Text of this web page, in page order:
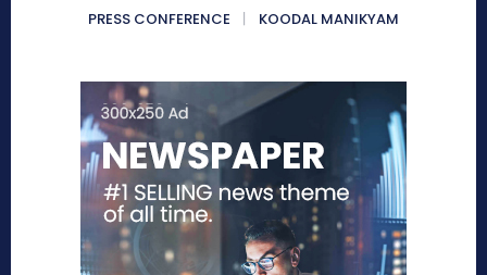
PRESS CONFERENCE
KOODAL MANIKYAM